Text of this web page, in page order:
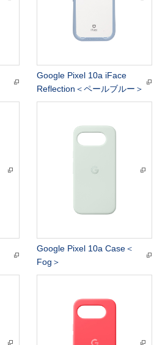
Google Pixel 10a iFace
Reflection＜ペールブルー＞
Google Pixel 10a Case＜
Fog＞